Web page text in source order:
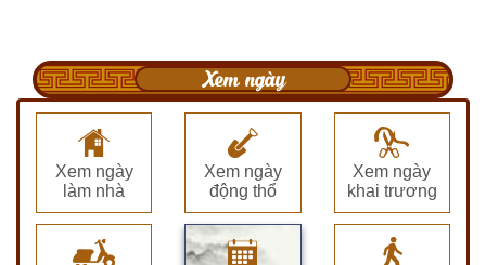
Xem ngày
Xem ngày
làm nhà
Xem ngày
động thổ
Xem ngày
khai trương